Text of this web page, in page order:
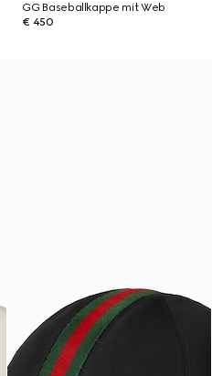
GG Baseballkappe mit Web
€ 450